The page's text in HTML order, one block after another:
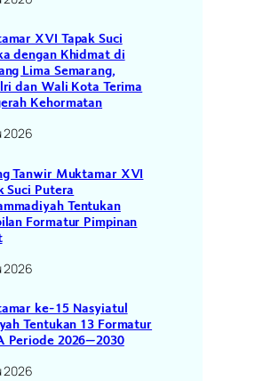
XVI Tapak Suci
dengan Khidmat di
Lima Semarang,
dan Wali Kota Terima
Kehormatan
2026
Tanwir Muktamar XVI
Suci Putera
Tentukan
Formatur Pimpinan
2026
ke-15 Nasyiatul
Tentukan 13 Formatur
Periode 2026–2030
2026